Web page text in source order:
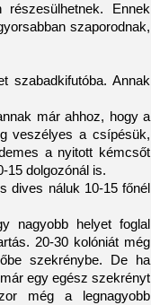
Ennek
szaporodnak,
szabadkifutóba. Annak
már ahhoz, hogy a
veszélyes a csípésük,
a nyitott kémcsőt
15 dolgozónál is.
dives náluk 10-15 főnél
nagyobb helyet foglal
20-30 kolóniát még
szekrénybe. De ha
egy egész szekrényt
még a legnagyobb